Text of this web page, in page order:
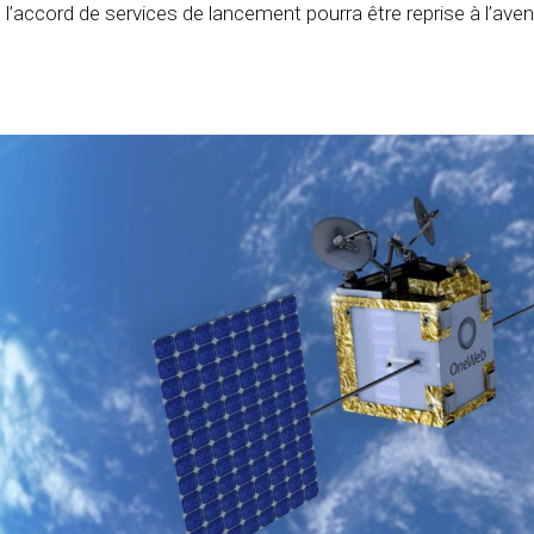
de services de lancement pourra être reprise à